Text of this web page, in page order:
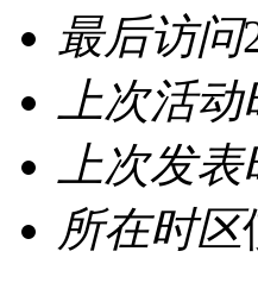
最后访问
上次活
上次发
所在时区